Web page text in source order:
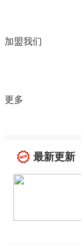
加盟我们
更多
最新更新